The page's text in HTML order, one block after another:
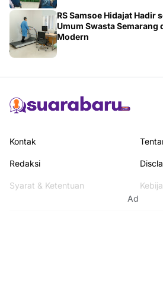
RS Samsoe Hidajat Hadir
Umum Swasta Semarang
Modern
Ad
Kontak
Redaksi
Syarat & Ketentuan